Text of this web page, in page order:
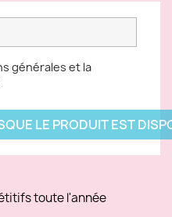
générales et la
LE PRODUIT EST
toute l'année